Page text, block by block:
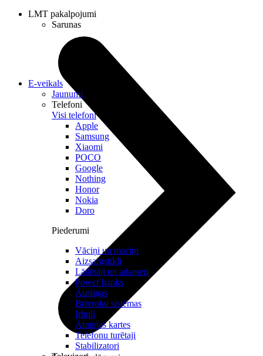
LMT pakalpojumi
Sarunas
E-veikals
Jaunumi
Telefoni
Visi telefoni
Apple
Samsung
Xiaomi
POCO
Google
Nothing
Honor
Nokia
Doro
Piederumi
Vāciņi un maciņi
Aizsargstikli
Lādētāji un adapteri
Power banks
Austiņas
Brīvroku sistēmas
Irbuļi
Atmiņas kartes
Telefonu turētaji
Stabilizatori